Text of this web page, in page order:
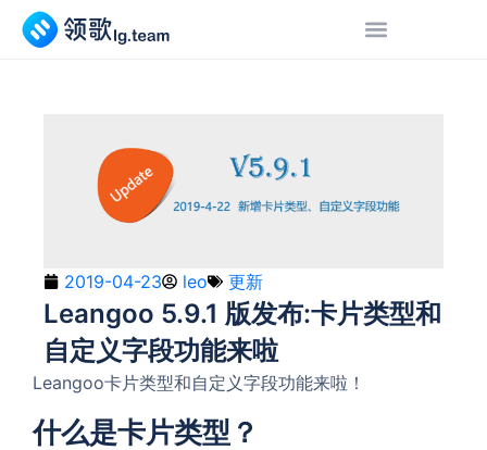
2019-04-23 leo 更新
Leangoo 5.9.1 版发布:卡片类型和
自定义字段功能来啦
Leangoo卡片类型和自定义字段功能来啦！
什么是卡片类型？